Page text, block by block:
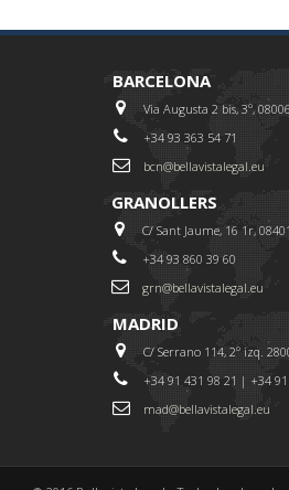
BARCELONA
Via Augusta 2 bis, 3º,
+34 93 363 54 71
bcn@bellavistalegal.eu
GRANOLLERS
C/ Sant Jaume, 16 1r,
+34 93 860 39 60
grn@bellavistalegal.eu
MADRID
C/ Serrano 114, 2º izq.
+34 91 431 98 21 | +34
mad@bellavistalegal.eu